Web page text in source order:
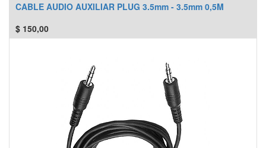
CABLE AUDIO AUXILIAR PLUG 3.5mm - 3.5mm 0,5M
$ 150,00